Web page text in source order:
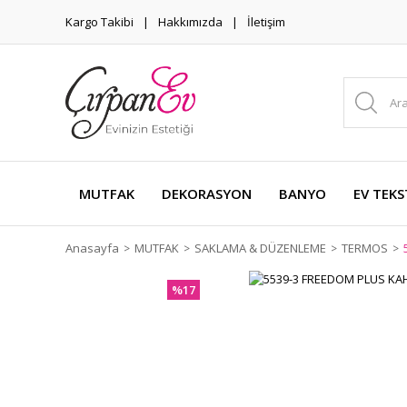
Kargo Takibi Hakkımızda İletişim
MUTFAK DEKORASYON BANYO EV
Anasayfa MUTFAK SAKLAMA & DÜZENLEME TERMOS
%17